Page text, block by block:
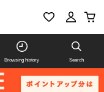
Browsing history Search